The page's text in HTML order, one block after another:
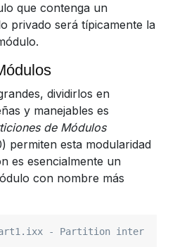
que contenga un
privado será típicamente la
dividirlos en
y manejables es
de Módulos
permiten esta modularidad
es esencialmente un
con nombre más
- Partition inter